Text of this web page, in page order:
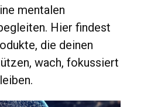
mentalen
Hier findest
die deinen
wach, fokussiert